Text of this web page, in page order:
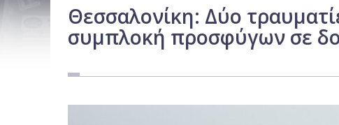
Θεσσαλονίκη: Δύο
συμπλοκή προσφύγων σε